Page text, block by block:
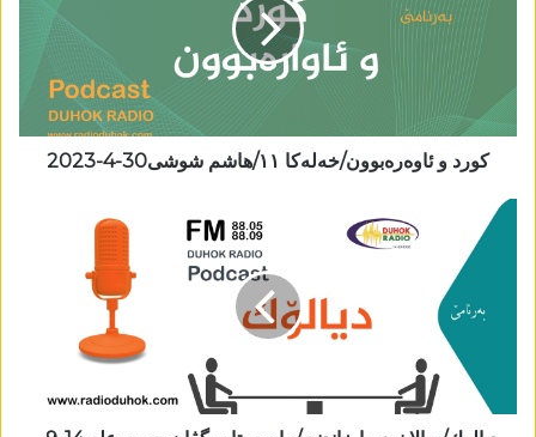
کورد و ئاوەرەبوون/خەلەکا ١١/ھاشم شوشی30-4-2023